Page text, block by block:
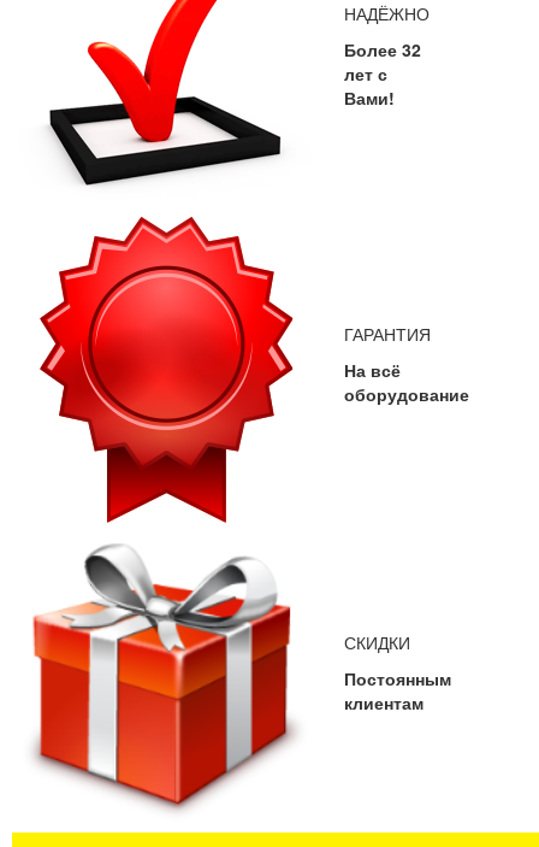
НАДЁЖНО
Более 32
лет с
Вами!
ГАРАНТИЯ
На всё
оборудование
СКИДКИ
Постоянным
клиентам